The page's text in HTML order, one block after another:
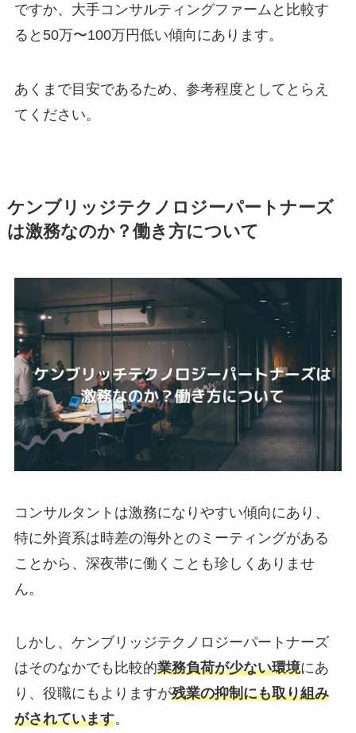
ですか、大手コンサルティングファームと比較す
ると50万〜100万円低い傾向にあります。
あくまで目安であるため、参考程度としてとらえ
てください。
ケンブリッジテクノロジーパートナーズ
は激務なのか？働き方について
コンサルタントは激務になりやすい傾向にあり、
特に外資系は時差の海外とのミーティングがある
ことから、深夜帯に働くことも珍しくありませ
ん。
しかし、ケンブリッジテクノロジーパートナーズ
はそのなかでも比較的業務負荷が少ない環境にあ
り、役職にもよりますが残業の抑制にも取り組み
がされています。